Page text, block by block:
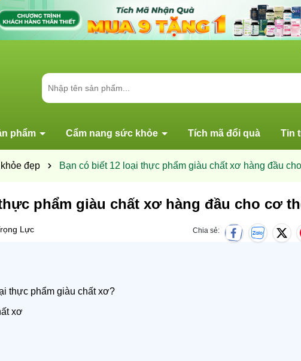
phẩm Cẩm nang sức khỏe Tích mã đổi quà Tin
đẹp Bạn có biết 12 loại thực phẩm giàu chất xơ hàng đầu
phẩm giàu chất xơ hàng đầu cho cơ
Lực Chia sẻ:
thực phẩm giàu chất xơ?
xơ